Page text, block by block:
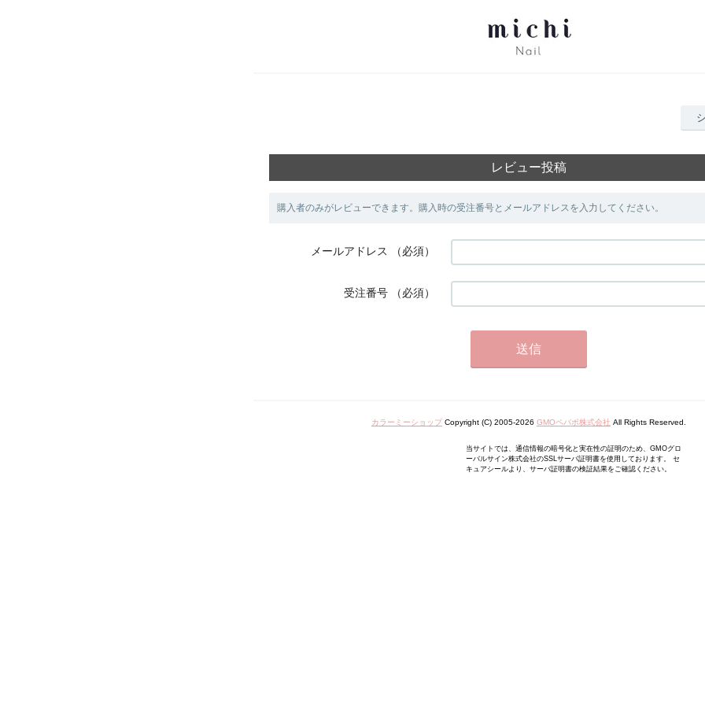
レビュー投稿
購入者のみがレビューできます。購入時の受注番号とメールアドレスを入力してください。
メールアドレス （必須）
受注番号 （必須）
カラーミーショップ Copyright (C) 2005-2026 GMOペパボ株式会社 All Rights Reserved.
当サイトでは、通信情報の暗号化と実在性の証明のため、GMOグロ
ーバルサイン株式会社のSSLサーバ証明書を使用しております。 セ
キュアシールより、サーバ証明書の検証結果をご確認ください。